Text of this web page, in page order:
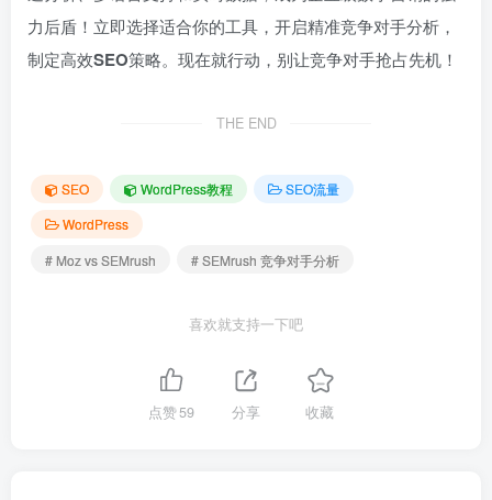
力后盾！立即选择适合你的工具，开启精准竞争对手分析，
制定高效SEO策略。现在就行动，别让竞争对手抢占先机！
THE END
SEO WordPress教程
SEO流量
WordPress
# Moz vs SEMrush
# SEMrush 竞争对手分析
喜欢就支持一下吧
点赞59 分享 收藏